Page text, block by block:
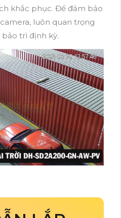
khắc phục. Để đảm bảo
luôn quan trọng
trì định kỳ.